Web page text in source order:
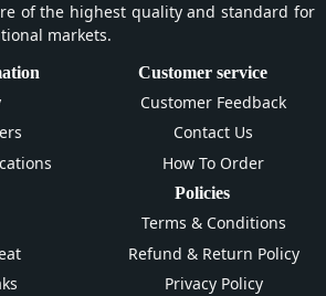
of the highest quality and standard for
markets.
Customer service
Customer Feedback
Contact Us
How To Order
Policies
Terms & Conditions
Refund & Return Policy
Privacy Policy